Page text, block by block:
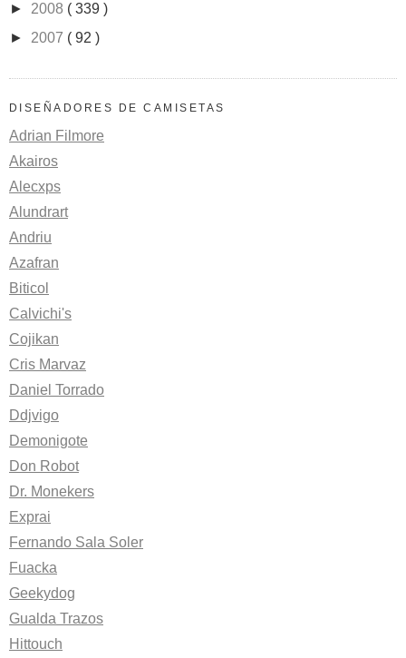
► 2008 ( 339 )
► 2007 ( 92 )
DISEÑADORES DE CAMISETAS
Adrian Filmore
Akairos
Alecxps
Alundrart
Andriu
Azafran
Biticol
Calvichi's
Cojikan
Cris Marvaz
Daniel Torrado
Ddjvigo
Demonigote
Don Robot
Dr. Monekers
Exprai
Fernando Sala Soler
Fuacka
Geekydog
Gualda Trazos
Hittouch